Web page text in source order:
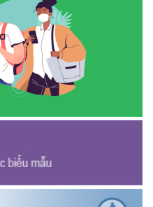
3, khóa XIV của Tổng Bí
M’GAR: TỔ CHỨC CHO
DIỆN TỈNH ĐẮK LẮK QUẢNG
NÔNG SẢN VÀ SẢN PHẨM